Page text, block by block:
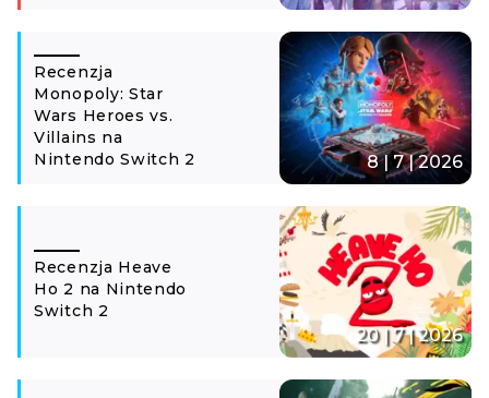
Recenzja
Monopoly: Star
Wars Heroes vs.
Villains na
Nintendo Switch 2
8 | 7 | 2026
Recenzja Heave
Ho 2 na Nintendo
Switch 2
20 | 7 | 2026